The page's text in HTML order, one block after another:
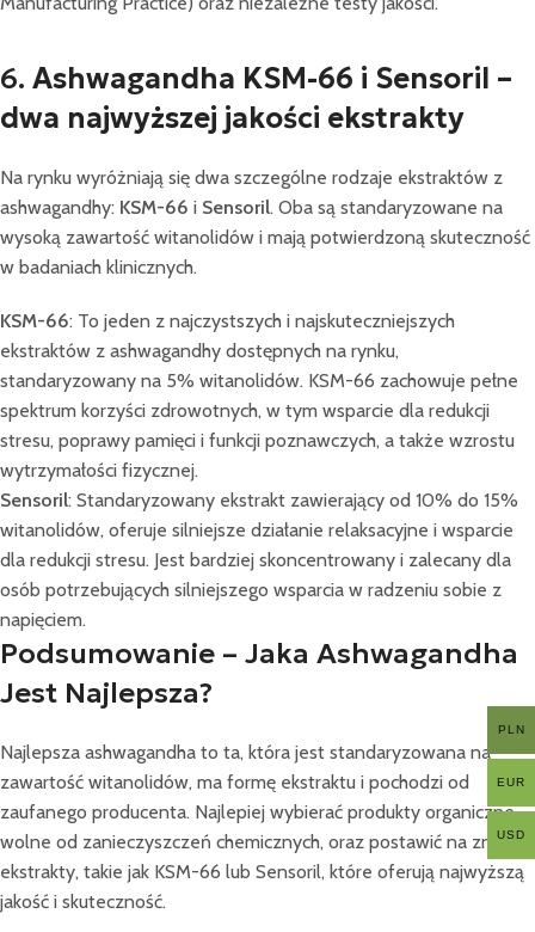
6. Ashwagandha KSM-66 i Sensoril –
dwa najwyższej jakości ekstrakty
Na rynku wyróżniają się dwa szczególne rodzaje ekstraktów z
ashwagandhy: KSM-66 i Sensoril. Oba są standaryzowane na
wysoką zawartość witanolidów i mają potwierdzoną skuteczność
w badaniach klinicznych.
KSM-66: To jeden z najczystszych i najskuteczniejszych
ekstraktów z ashwagandhy dostępnych na rynku,
standaryzowany na 5% witanolidów. KSM-66 zachowuje pełne
spektrum korzyści zdrowotnych, w tym wsparcie dla redukcji
stresu, poprawy pamięci i funkcji poznawczych, a także wzrostu
wytrzymałości fizycznej.
Sensoril: Standaryzowany ekstrakt zawierający od 10% do 15%
witanolidów, oferuje silniejsze działanie relaksacyjne i wsparcie
dla redukcji stresu. Jest bardziej skoncentrowany i zalecany dla
osób potrzebujących silniejszego wsparcia w radzeniu sobie z
napięciem.
Podsumowanie – Jaka Ashwagandha
Jest Najlepsza?
Najlepsza ashwagandha to ta, która jest standaryzowana na
zawartość witanolidów, ma formę ekstraktu i pochodzi od
zaufanego producenta. Najlepiej wybierać produkty organiczne,
wolne od zanieczyszczeń chemicznych, oraz postawić na znane
ekstrakty, takie jak KSM-66 lub Sensoril, które oferują najwyższą
jakość i skuteczność.
PLN
EUR
USD